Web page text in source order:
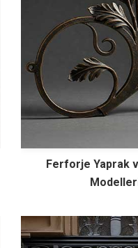
Ferforje Yaprak